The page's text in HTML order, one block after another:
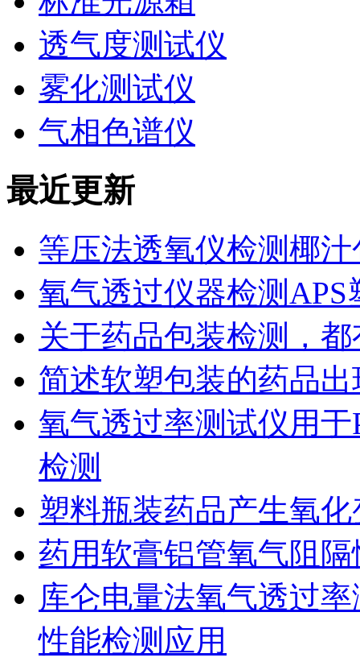
透气度测试仪
雾化测试仪
气相色谱仪
最近更新
等压法透氧仪检测椰
氧气透过仪器检测
关于药品包装检测，
简述软塑包装的药品
氧气透过率测试仪用
检测
塑料瓶装药品产生氧
药用软膏铝管氧气阻
库仑电量法氧气透过
性能检测应用